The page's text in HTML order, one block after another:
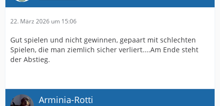
22. März 2026 um 15:06
Gut spielen und nicht gewinnen, gepaart mit schlechten
Spielen, die man ziemlich sicher verliert....Am Ende steht
der Abstieg.
Arminia-Rotti